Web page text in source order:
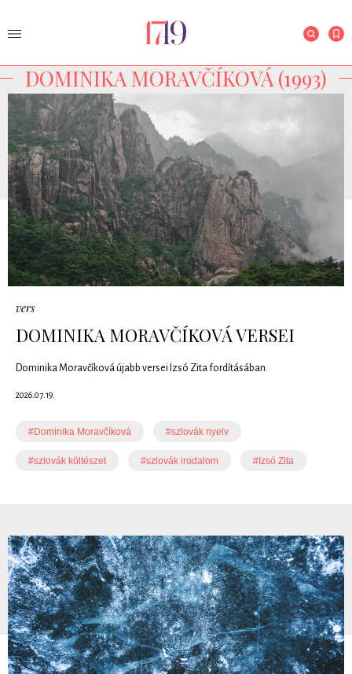
DOMINIKA MORAVČÍKOVÁ (1993)
vers
DOMINIKA MORAVČÍKOVÁ VERSEI
Dominika Moravčíková újabb versei Izsó Zita fordításában.
2026.07.19.
#Dominika Moravčíková #szlovák nyelv
#szlovák költészet #szlovák irodalom #Izsó Zita